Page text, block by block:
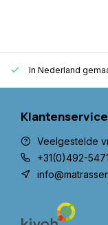
In Nederland
Klantenservice
Veelgestelde
+31(0)492-